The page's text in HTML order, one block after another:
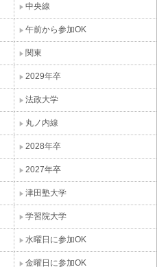
中央線
午前から参加OK
関東
2029年卒
法政大学
丸ノ内線
2028年卒
2027年卒
津田塾大学
学習院大学
水曜日に参加OK
金曜日に参加OK